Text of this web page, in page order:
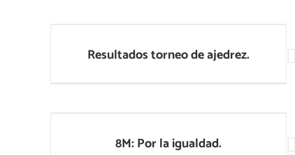
Resultados torneo de ajedrez.
8M: Por la igualdad.